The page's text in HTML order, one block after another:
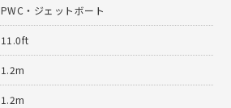
PWC・ジェットボート
11.0ft
1.2m
1.2m